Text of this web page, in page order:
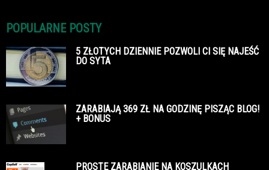
POPULARNE POSTY
5 ZŁOTYCH DZIENNIE POZWOLI CI SIĘ NAJEŚĆ
DO SYTA
ZARABIAJĄ 369 ZŁ NA GODZINĘ PISZĄC BLOG!
+ BONUS
PROSTE ZARABIANIE NA KOSZULKACH